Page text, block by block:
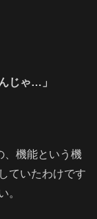
じゃ…」
、機能という機
ていたわけです
。